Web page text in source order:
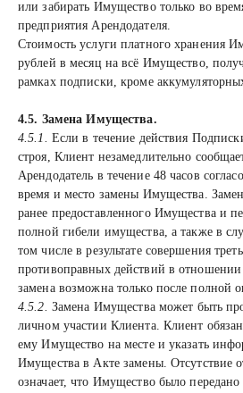
или забирать Имущество только во
предприятия Арендодателя.
Стоимость услуги платного хранения
рублей в месяц на всё Имущество,
рамках подписки, кроме
4.5. Замена Имущества.
4.5.1. Если в течение действия
строя, Клиент незамедлительно
Арендодатель в течение 48 часов
время и место замены Имущества.
ранее предоставленного Имущества и
полной гибели имущества, а также в
том числе в результате совершения
противоправных действий в
замена возможна только после полной
4.5.2. Замена Имущества может быть
личном участии Клиента. Клиент
ему Имущество на месте и указать
Имущества в Акте замены. Отсутствие
означает, что Имущество было